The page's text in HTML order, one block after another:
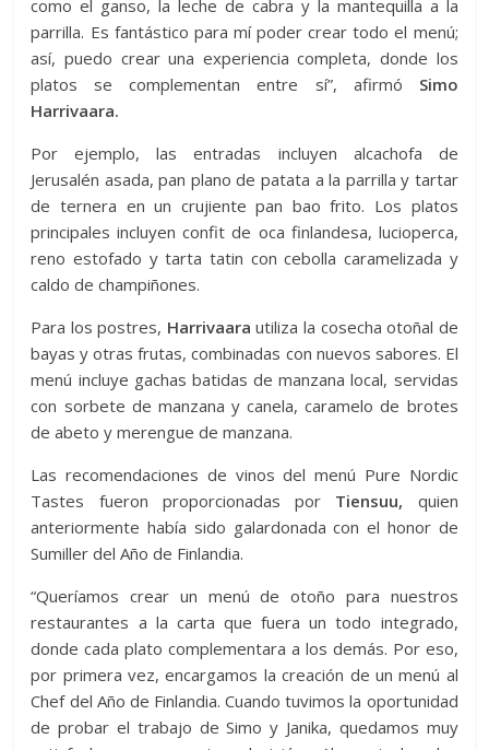
como el ganso, la leche de cabra y la mantequilla a la
parrilla. Es fantástico para mí poder crear todo el menú;
así, puedo crear una experiencia completa, donde los
platos se complementan entre sí”, afirmó Simo
Harrivaara.
Por ejemplo, las entradas incluyen alcachofa de
Jerusalén asada, pan plano de patata a la parrilla y tartar
de ternera en un crujiente pan bao frito. Los platos
principales incluyen confit de oca finlandesa, lucioperca,
reno estofado y tarta tatin con cebolla caramelizada y
caldo de champiñones.
Para los postres, Harrivaara utiliza la cosecha otoñal de
bayas y otras frutas, combinadas con nuevos sabores. El
menú incluye gachas batidas de manzana local, servidas
con sorbete de manzana y canela, caramelo de brotes
de abeto y merengue de manzana.
Las recomendaciones de vinos del menú Pure Nordic
Tastes fueron proporcionadas por Tiensuu, quien
anteriormente había sido galardonada con el honor de
Sumiller del Año de Finlandia.
“Queríamos crear un menú de otoño para nuestros
restaurantes a la carta que fuera un todo integrado,
donde cada plato complementara a los demás. Por eso,
por primera vez, encargamos la creación de un menú al
Chef del Año de Finlandia. Cuando tuvimos la oportunidad
de probar el trabajo de Simo y Janika, quedamos muy